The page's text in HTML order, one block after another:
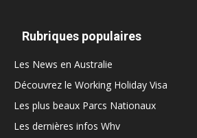
Rubriques populaires
Les News en Australie
Découvrez le Working Holiday Visa
Les plus beaux Parcs Nationaux
Les dernières infos Whv